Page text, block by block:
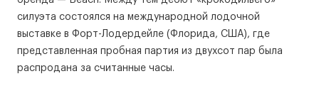
силуэта состоялся на международной лодочной
выставке в Форт-Лодердейле (Флорида, США), где
представленная пробная партия из двухсот пар была
распродана за считанные часы.